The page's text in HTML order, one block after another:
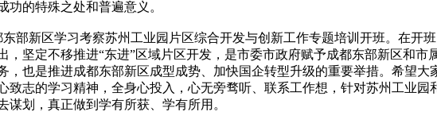
功的特殊之处和普遍意义。
新区学习考察苏州工业园片区综合开发与创新工作专题培训开班。在开班
，坚定不移推进“东进”区域片区开发，是市委市政府赋予成都东部新区和市
，也是推进成都东部新区成型成势、加快国企转型升级的重要举措。希望大
致志的学习精神，全身心投入，心无旁骛听、联系工作想，针对苏州工业园
谋划，真正做到学有所获、学有所用。